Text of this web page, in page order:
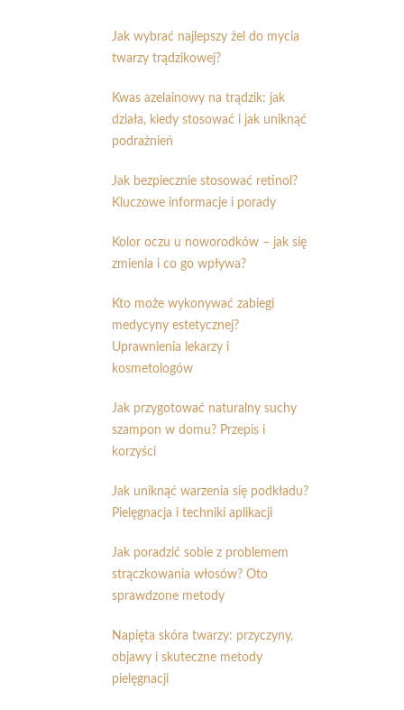
Jak wybrać najlepszy żel do mycia
twarzy trądzikowej?
Kwas azelainowy na trądzik: jak
działa, kiedy stosować i jak uniknąć
podrażnień
Jak bezpiecznie stosować retinol?
Kluczowe informacje i porady
Kolor oczu u noworodków – jak się
zmienia i co go wpływa?
Kto może wykonywać zabiegi
medycyny estetycznej?
Uprawnienia lekarzy i
kosmetologów
Jak przygotować naturalny suchy
szampon w domu? Przepis i
korzyści
Jak uniknąć warzenia się podkładu?
Pielęgnacja i techniki aplikacji
Jak poradzić sobie z problemem
strączkowania włosów? Oto
sprawdzone metody
Napięta skóra twarzy: przyczyny,
objawy i skuteczne metody
pielęgnacji